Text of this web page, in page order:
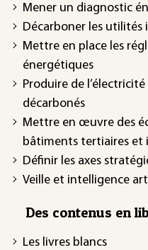
Mener un diagnostic
Décarboner les utilités
Mettre en place les
énergétiques
Produire de
décarbonés
Mettre en œuvre des
bâtiments tertiaires et
Définir les axes
Veille et intelligence
Des contenus en
Les livres blancs